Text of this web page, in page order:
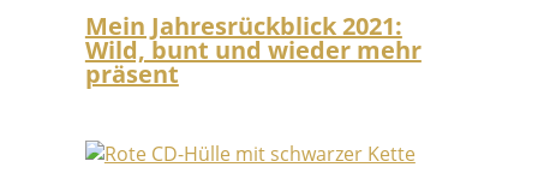
Mein Jahresrückblick 2021:
Wild, bunt und wieder mehr
präsent